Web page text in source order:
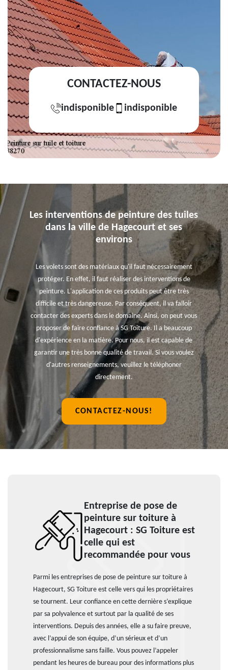
CONTACTEZ-NOUS
indisponible indisponible
Les interventions de peinture des tuiles
dans la ville de Hagecourt et ses
environs
Les volets sont des matériaux qu'il faut nécessairement
protéger. En effet, il faut réaliser des interventions de
peinture. L'application de ces produits peut être très
difficile et très dangereuse. Par conséquent, il va falloir
contacter des experts dans le domaine. Ainsi, on peut vous
proposer de faire confiance à SG Toiture. Il a beaucoup
d'expérience en la matière. Pour nous, il est capable de
garantir une très bonne qualité de travail. Si vous voulez
d'autres renseignements, veuillez le téléphoner
directement.
CONTACTEZ-NOUS!
Entreprise de pose de
peinture sur toiture à
Hagecourt : SG Toiture est
celle qui est
recommandée pour vous
Parmi les entreprises de pose de peinture sur toiture à
Hagecourt, SG Toiture est celle vers qui les propriétaires
se tournent. Leur confiance en cette dernière s’explique
par sa polyvalence et surtout par la qualité de ses
interventions. Depuis des années, elle a su faire preuve,
avec l’appui de son équipe, d’un sérieux et d’un
professionnalisme sans faille. Vous pouvez l’appeler
pendant les heures de bureau pour des informations plus